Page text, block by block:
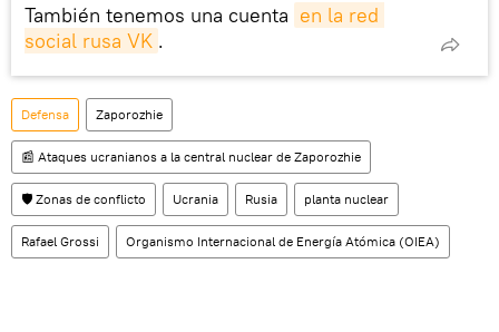
También tenemos una cuenta en la red
social rusa VK .
Defensa Zaporozhie
📰 Ataques ucranianos a la central nuclear de Zaporozhie
🛡️ Zonas de conflicto Ucrania Rusia planta nuclear
Rafael Grossi Organismo Internacional de Energía Atómica (OIEA)